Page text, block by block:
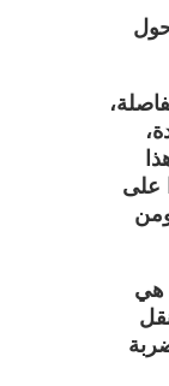
على
هي